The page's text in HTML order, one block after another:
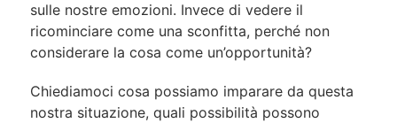
sulle nostre emozioni. Invece di vedere il
ricominciare come una sconfitta, perché non
considerare la cosa come un’opportunità?
Chiediamoci cosa possiamo imparare da questa
nostra situazione, quali possibilità possono